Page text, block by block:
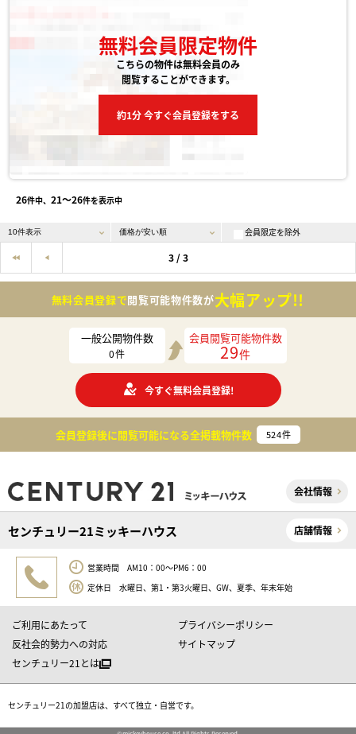
無料会員限定物件
こちらの物件は無料会員のみ
閲覧することができます。
約1分 今すぐ会員登録をする
26件中、 21〜26件を表示中
会員限定を除外
3 / 3
無料会員登録で閲覧可能物件数が大幅アップ!!
一般公開物件数
0件
会員閲覧可能物件数
29件
今すぐ無料会員登録!
会員登録後に閲覧可能になる全掲載物件数 524件
会社情報
センチュリー21ミッキーハウス 店舗情報
営業時間 AM10：00～PM6：00
定休日 水曜日、第1・第3火曜日、GW、夏季、年末年始
ご利用にあたって
プライバシーポリシー
反社会的勢力への対応
サイトマップ
センチュリー21とは
センチュリー21の加盟店は、すべて独立・自営です。